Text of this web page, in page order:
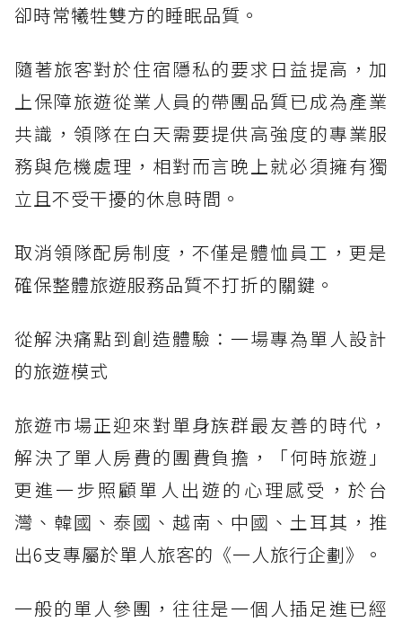
卻時常犧牲雙方的睡眠品質。
隨著旅客對於住宿隱私的要求日益提高，加
上保障旅遊從業人員的帶團品質已成為產業
共識，領隊在白天需要提供高強度的專業服
務與危機處理，相對而言晚上就必須擁有獨
立且不受干擾的休息時間。
取消領隊配房制度，不僅是體恤員工，更是
確保整體旅遊服務品質不打折的關鍵。
從解決痛點到創造體驗：一場專為單人設計
的旅遊模式
旅遊市場正迎來對單身族群最友善的時代，
解決了單人房費的團費負擔，「何時旅遊」
更進一步照顧單人出遊的心理感受，於台
灣、韓國、泰國、越南、中國、土耳其，推
出6支專屬於單人旅客的《一人旅行企劃》。
一般的單人參團，往往是一個人插足進已經